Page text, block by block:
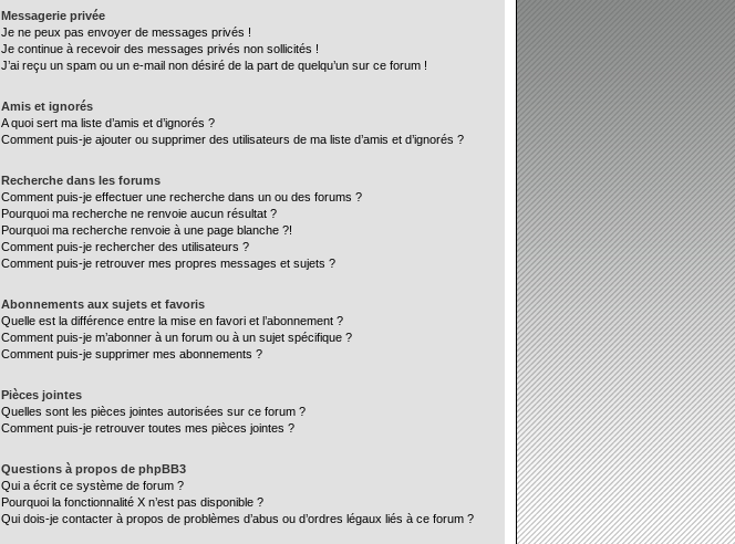
Messagerie privée
Je ne peux pas envoyer de messages privés !
Je continue à recevoir des messages privés non sollicités !
J’ai reçu un spam ou un e-mail non désiré de la part de quelqu’un sur ce forum !
Amis et ignorés
A quoi sert ma liste d’amis et d’ignorés ?
Comment puis-je ajouter ou supprimer des utilisateurs de ma liste d’amis et d’ignorés ?
Recherche dans les forums
Comment puis-je effectuer une recherche dans un ou des forums ?
Pourquoi ma recherche ne renvoie aucun résultat ?
Pourquoi ma recherche renvoie à une page blanche ?!
Comment puis-je rechercher des utilisateurs ?
Comment puis-je retrouver mes propres messages et sujets ?
Abonnements aux sujets et favoris
Quelle est la différence entre la mise en favori et l’abonnement ?
Comment puis-je m’abonner à un forum ou à un sujet spécifique ?
Comment puis-je supprimer mes abonnements ?
Pièces jointes
Quelles sont les pièces jointes autorisées sur ce forum ?
Comment puis-je retrouver toutes mes pièces jointes ?
Questions à propos de phpBB3
Qui a écrit ce système de forum ?
Pourquoi la fonctionnalité X n’est pas disponible ?
Qui dois-je contacter à propos de problèmes d’abus ou d’ordres légaux liés à ce forum ?